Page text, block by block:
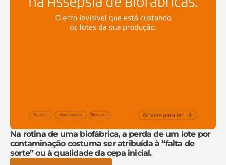
Na rotina de uma biofábrica, a perda de um lote por
contaminação costuma ser atribuída à “falta de
sorte” ou à qualidade da cepa inicial.